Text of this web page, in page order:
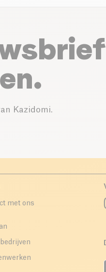
Kazidomi.
met ons